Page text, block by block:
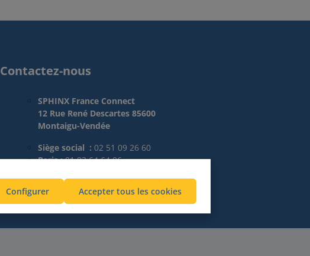
Contactez-nous
SPHINX France Connect
12 Rue René Descartes 85600
Montaigu-Vendée
Siège social : 02 51 09 26 60
Paris :01 83 64 64 06
Configurer Accepter tous les cookies